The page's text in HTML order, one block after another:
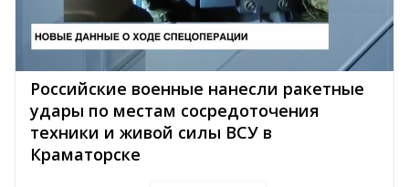
Российские военные нанесли ракетные
удары по местам сосредоточения
техники и живой силы ВСУ в
Краматорске